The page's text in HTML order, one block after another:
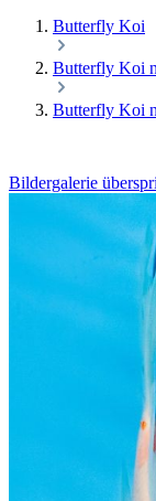
Butterfly Koi
Butterfly Koi
Butterfly Koi
Bildergalerie